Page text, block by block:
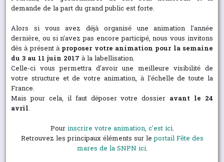
demande de la part du grand public est forte.
Alors si vous avez déjà organisé une animation l'année
dernière, ou si n'avez pas encore participé, nous vous invitons
dès à présent àproposer votre animation pour la semaine
du 3 au 11 juin 2017 à la labellisation.
Celle-ci vous permettra d'avoir une meilleure visibilité de
votre structure et de votre animation, à l'échelle de toute la
France.
Mais pour cela, il faut déposer votre dossier avant le 24
avril.
Pourinscrire votre animation, c'est ici.
Retrouvez les principaux éléments sur leportail Fête des
mares de la SNPN ici.